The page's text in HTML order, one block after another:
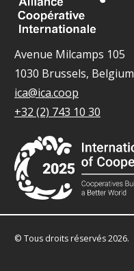
Avenue Milcamps 105
1030 Brussels, Belgium
ica@ica.coop
+32 (2) 743 10 30
© Tous droits réservés 2026.